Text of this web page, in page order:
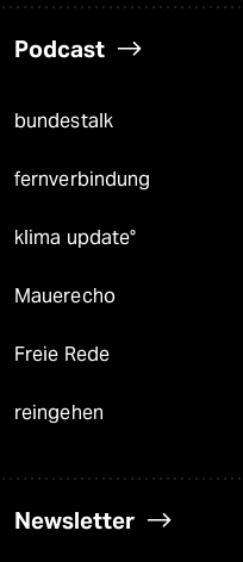
Podcast
bundestalk
fernverbindung
klima update°
Mauerecho
Freie Rede
reingehen
Newsletter